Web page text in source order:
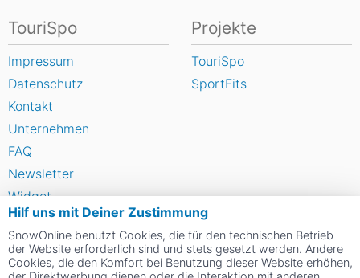
Hilf uns mit Deiner Zustimmung
SnowOnline benutzt Cookies, die für den technischen Betrieb
der Website erforderlich sind und stets gesetzt werden. Andere
Cookies, die den Komfort bei Benutzung dieser Website erhöhen,
TouriSpo
Impressum
Datenschutz
Kontakt
Unternehmen
FAQ
Newsletter
Widget
Umfragen
Skigebiet bewerten
Projekte
TouriSpo
SportFits